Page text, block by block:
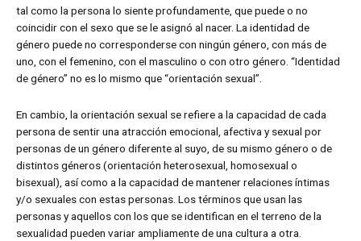
tal como la persona lo siente profundamente, que puede o no
coincidir con el sexo que se le asignó al nacer. La identidad de
género puede no corresponderse con ningún género, con más de
uno, con el femenino, con el masculino o con otro género. “Identidad
de género” no es lo mismo que “orientación sexual”.
En cambio, la orientación sexual se refiere a la capacidad de cada
persona de sentir una atracción emocional, afectiva y sexual por
personas de un género diferente al suyo, de su mismo género o de
distintos géneros (orientación heterosexual, homosexual o
bisexual), así como a la capacidad de mantener relaciones íntimas
y/o sexuales con estas personas. Los términos que usan las
personas y aquellos con los que se identifican en el terreno de la
sexualidad pueden variar ampliamente de una cultura a otra.